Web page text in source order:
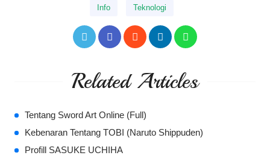
Info Teknologi
Related Articles
Tentang Sword Art Online (Full)
Kebenaran Tentang TOBI (Naruto Shippuden)
Profill SASUKE UCHIHA